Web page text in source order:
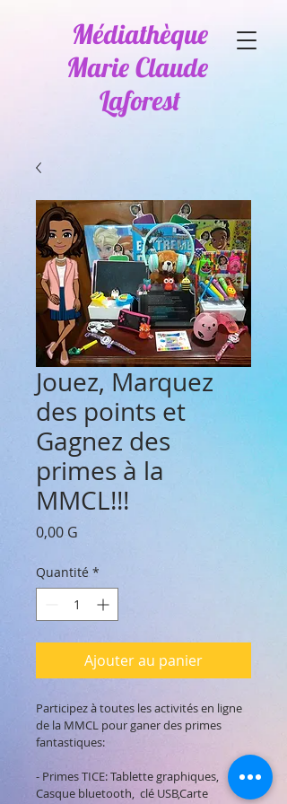
Médiathèque
Marie Claude
Laforest
Jouez, Marquez
des points et
Gagnez des
primes à la
MMCL!!!
0,00 G
Quantité *
Ajouter au panier
Participez à toutes les activités en ligne
de la MMCL pour ganer des primes
fantastiques:
- Primes TICE: Tablette graphiques,
Casque bluetooth,  clé USB,Carte